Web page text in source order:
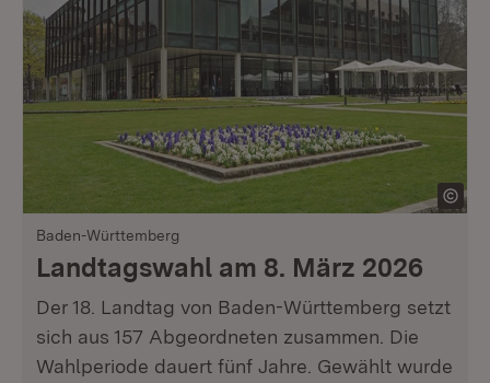
Baden-Württemberg
Landtagswahl am 8. März 2026
Der 18. Landtag von Baden-Württemberg setzt
sich aus 157 Abgeordneten zusammen. Die
Wahlperiode dauert fünf Jahre. Gewählt wurde